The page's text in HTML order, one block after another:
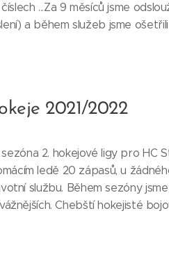
...Za 9 měsíců jsme
a během služeb jsme
2021/2022
sezóna 2. hokejové ligy pro HC
ledě 20 zápasů, u
službu. Během sezóny
Chebští hokejisté